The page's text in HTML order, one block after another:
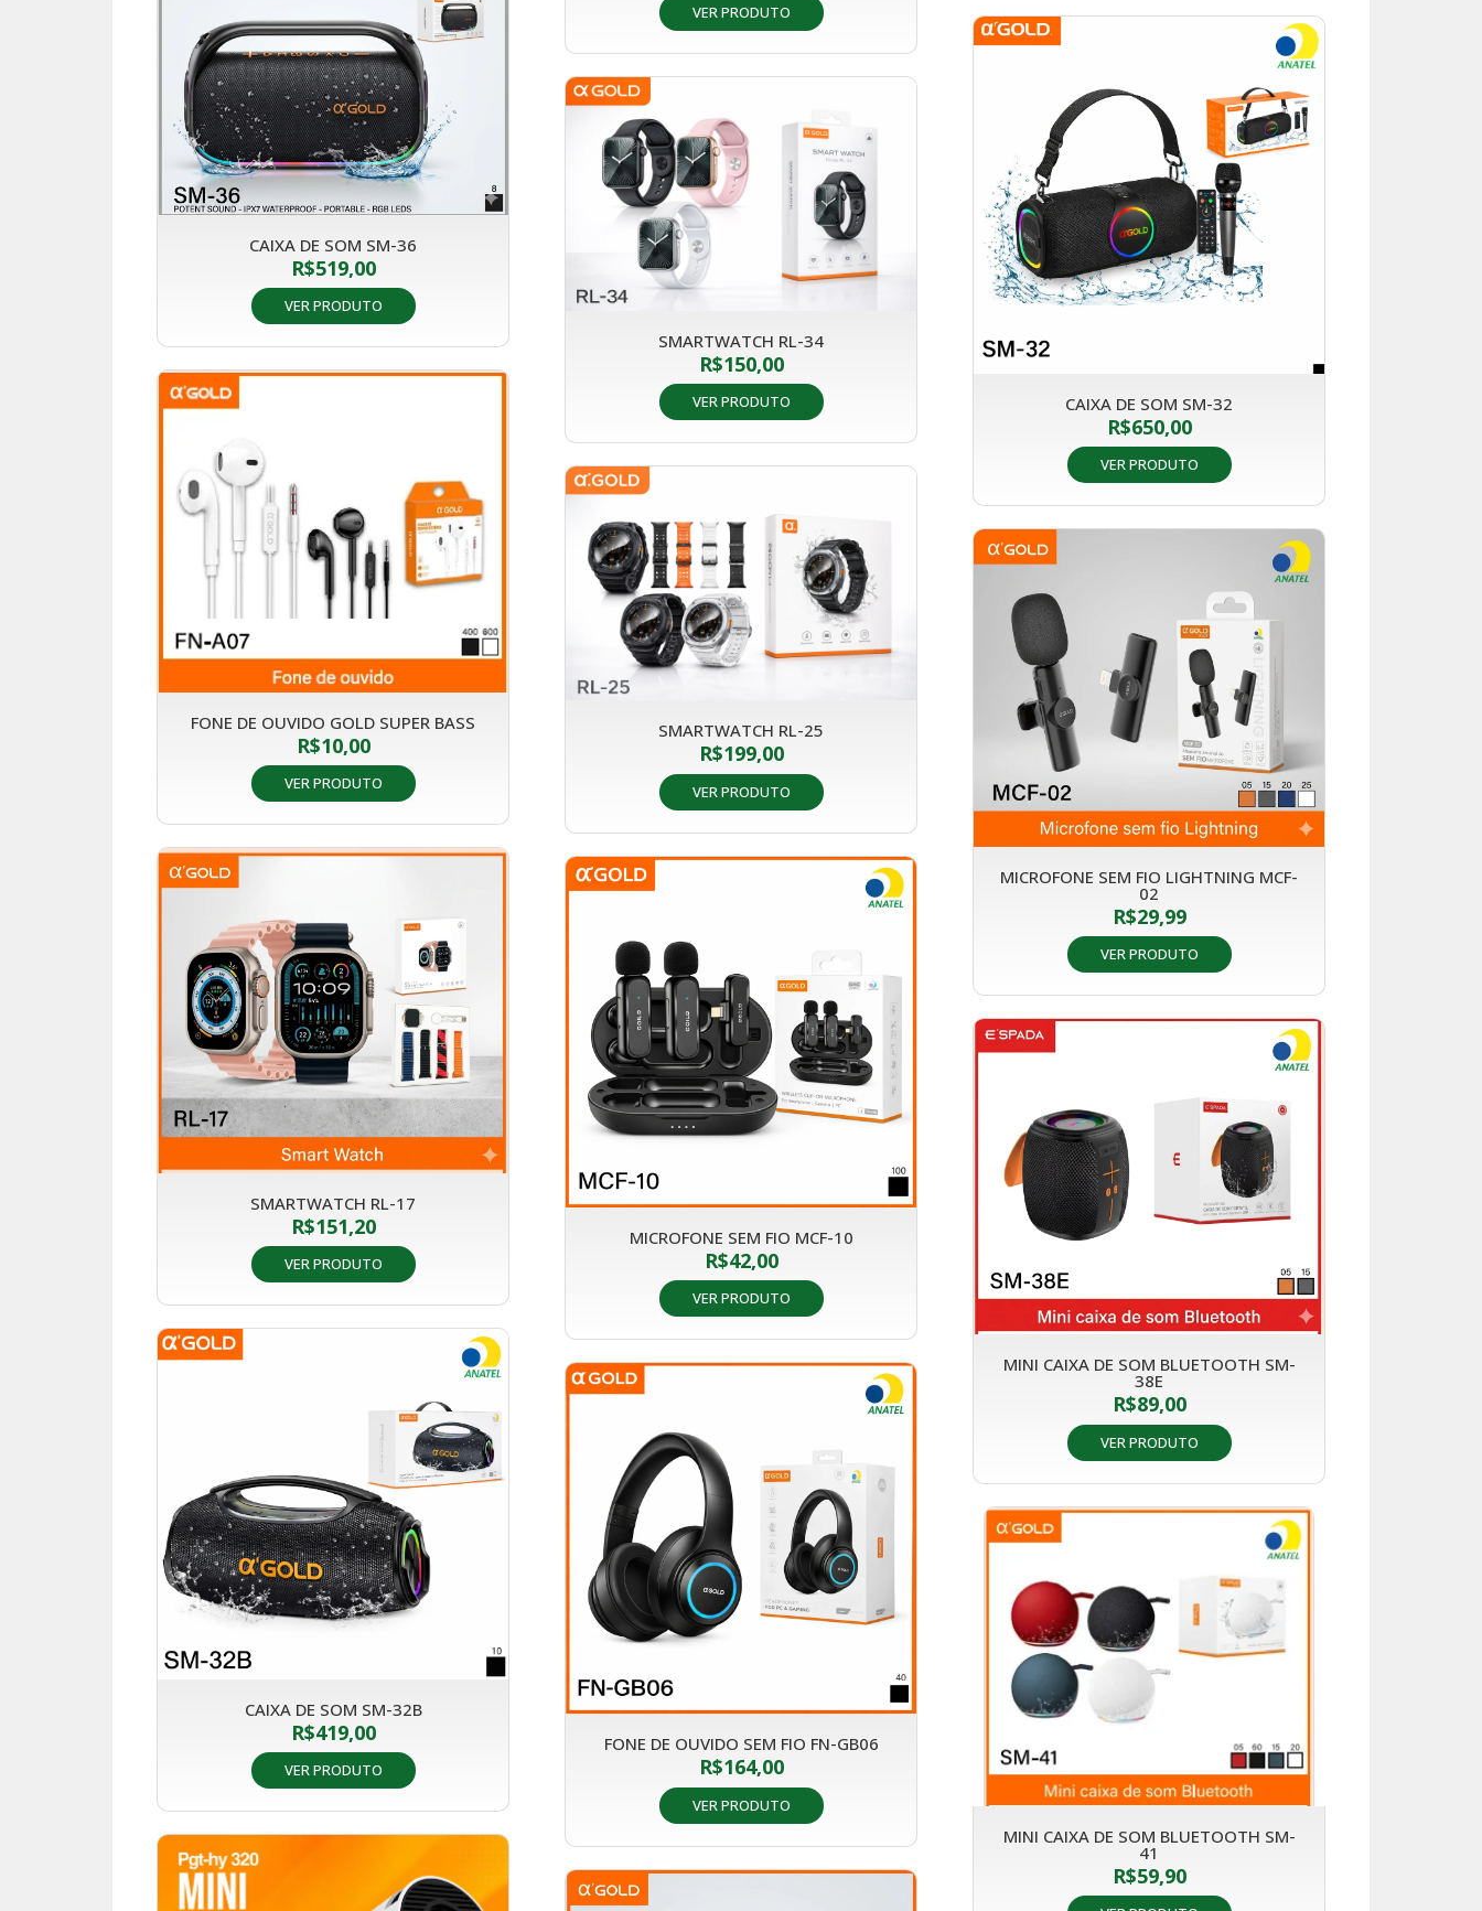
VER PRODUTO
CAIXA DE SOM SM-36
R$519,00
VER PRODUTO
SMARTWATCH RL-34
R$150,00
VER PRODUTO CAIXA DE SOM SM-32
R$650,00
VER PRODUTO
FONE DE OUVIDO GOLD SUPER BASS
R$10,00
VER PRODUTO
SMARTWATCH RL-25
R$199,00
VER PRODUTO
MICROFONE SEM FIO LIGHTNING MCF-
02
R$29,99
VER PRODUTO
SMARTWATCH RL-17
R$151,20
VER PRODUTO
MICROFONE SEM FIO MCF-10
R$42,00
VER PRODUTO
MINI CAIXA DE SOM BLUETOOTH SM-
38E
R$89,00
VER PRODUTO
CAIXA DE SOM SM-32B
R$419,00
VER PRODUTO
FONE DE OUVIDO SEM FIO FN-GB06
R$164,00
VER PRODUTO
MINI CAIXA DE SOM BLUETOOTH SM-
41
R$59,90